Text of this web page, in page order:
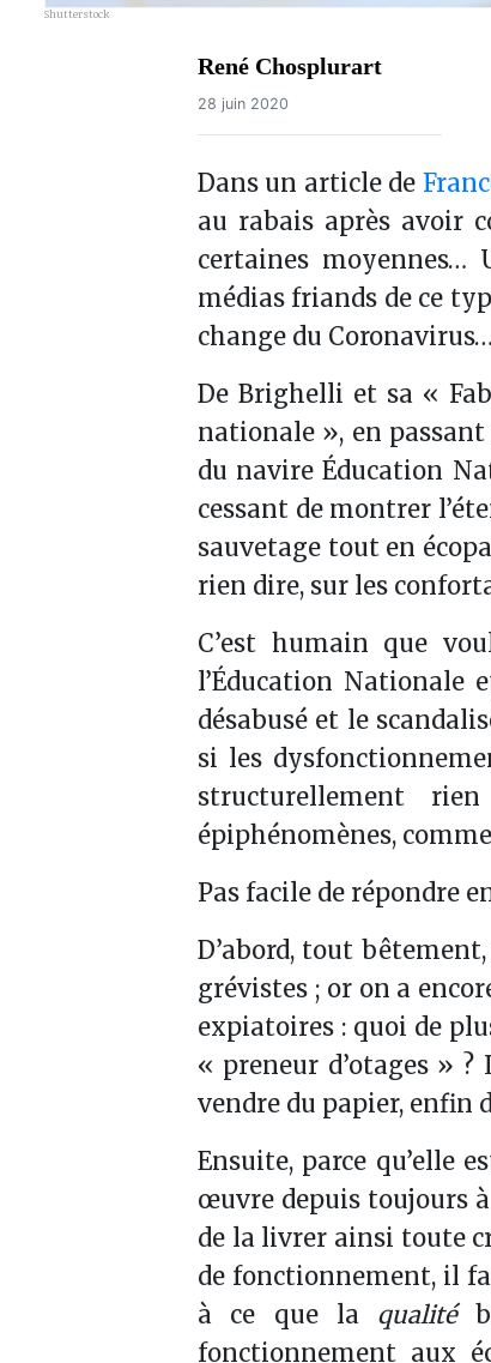
Shutterstock
René Chosplurart
28 juin 2020
Dans un article de
au rabais après avoir
certaines moyennes…
médias friands de ce
change du Coronavirus…
De Brighelli et sa «
nationale », en
du navire Éducation
cessant de montrer
sauvetage tout en
rien dire, sur les
C’est humain que
l’Éducation Nationale
désabusé et le
si les
structurellement
épiphénomènes,
Pas facile de répondre
D’abord, tout
grévistes ; or on a
expiatoires : quoi de
« preneur d’otages »
vendre du papier, enfin
Ensuite, parce qu’elle
œuvre depuis toujours
de la livrer ainsi toute
de fonctionnement, il
à ce que la qualité
fonctionnement aux